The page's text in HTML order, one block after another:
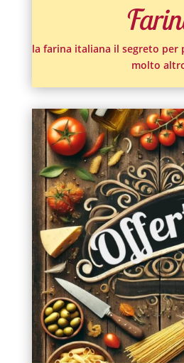
la farina italiana il segreto per
molto